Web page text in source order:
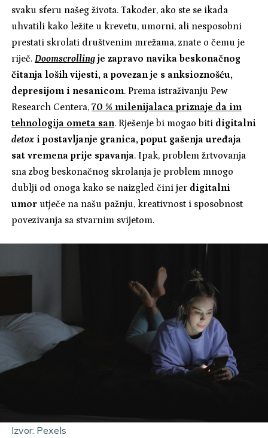
svaku sferu našeg života. Također, ako ste se ikada
uhvatili kako ležite u krevetu, umorni, ali nesposobni
prestati skrolati društvenim mrežama, znate o čemu je
riječ.Doomscrolling je zapravo navika beskonačnog
čitanja loših vijesti, a povezan je s anksioznošću,
depresijom i nesanicom. Prema istraživanju Pew
Research Centera,70 % milenijalaca priznaje da im
tehnologija ometa san. Rješenje bi mogao biti digitalni
detox i postavljanje granica, poput gašenja uređaja
sat vremena prije spavanja. Ipak, problem žrtvovanja
sna zbog beskonačnog skrolanja je problem mnogo
dublji od onoga kako se naizgled čini jer digitalni
umor utječe na našu pažnju, kreativnost i sposobnost
povezivanja sa stvarnim svijetom.
Izvor: Pexels